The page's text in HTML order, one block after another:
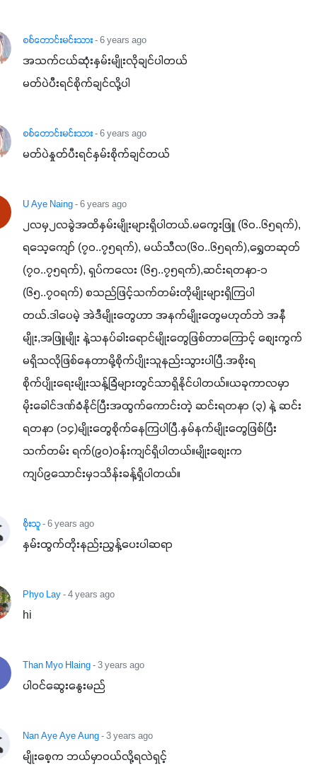
စစ်တောင်းမင်းသား- 6 years ago
အသက်ငယ်ဆုံးနှမ်းမျိုးလိုချင်ပါတယ်
မတ်ပဲပီးရင်စိုက်ချင်လို့ပါ
စစ်တောင်းမင်းသား- 6 years ago
မတ်ပဲနှုတ်ပီးရင်နှမ်းစိုက်ချင်တယ်
U Aye Naing- 6 years ago
၂လမှ၂လခွဲအထိနှမ်းမျိုးများရှိပါတယ်.မကွေးဖြူ (၆၀..၆၅ရက်),
ရသေ့ကျော် (၇၀..၇၅ရက်), မယ်သီလ(၆၀..၆၅ရက်),ရွှေတဆုတ်
(၇၀..၇၅ရက်), ရှပ်ကလေး (၆၅..၇၅ရက်),ဆင်းရတနာ-၁
(၆၅..၇၀ရက်) စသည်ဖြင့်သက်တမ်းတိုမျိုးများရှိကြပါ
တယ်.ဒါပေမဲ့ အဲဒီမျိုးတွေဟာ အနက်မျိုးတွေမဟုတ်ဘဲ အနီ
မျိုး,အဖြူမျိုး နဲ့သနပ်ခါးရောင်မျိုးတွေဖြစ်တာကြောင့် စျေးကွက်
မရှိသလိုဖြစ်နေတာမို့စိုက်ပျိုးသူနည်းသွားပါပြီ.အစိုးရ
စိုက်ပျိုးရေးမျိုးသန့်ခြံများတွင်သာရှိနိုင်ပါတယ်။ယခုကာလမှာ
မိုးခေါင်ဒဏ်ခံနိုင်ပြီးအထွက်ကောင်းတဲ့ ဆင်းရတနာ (၃) နဲ့ ဆင်း
ရတနာ (၁၄)မျိုးတွေစိုက်နေကြပါပြီ.နှမ်နက်မျိုးတွေဖြစ်ပြီး
သက်တမ်း ရက်(၉၀)ဝန်းကျင်ရှိပါတယ်။မျိုးစျေးက
ကျပ်၉သောင်းမှ၁သိန်းခန့်ရှိပါတယ်။
စိုးသူ- 6 years ago
နှမ်းထွက်တိုးနည်းညွှန့်ပေးပါဆရာ
Phyo Lay- 4 years ago
hi
Than Myo Hlaing- 3 years ago
ပါဝင်ဆွေးနွေးမည်
Nan Aye Aye Aung- 3 years ago
မျိုးစေ့က ဘယ်မှာဝယ်လို့ရလဲရှင့်